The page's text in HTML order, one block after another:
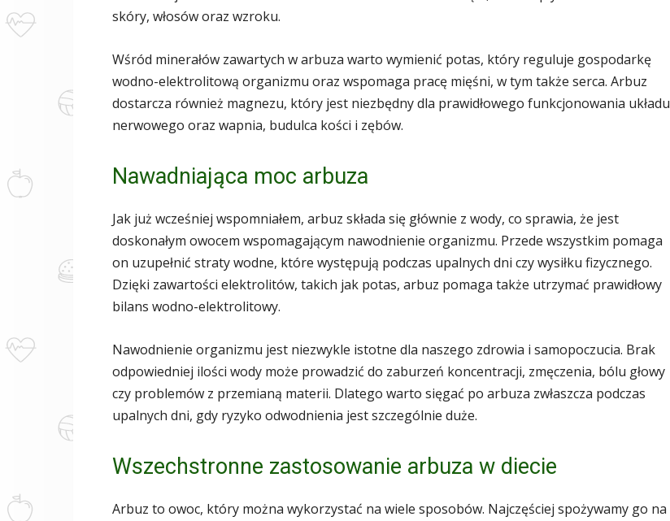
skóry, włosów oraz wzroku.
Wśród minerałów zawartych w arbuza warto wymienić potas, który reguluje gospodarkę
wodno-elektrolitową organizmu oraz wspomaga pracę mięśni, w tym także serca. Arbuz
dostarcza również magnezu, który jest niezbędny dla prawidłowego funkcjonowania układu
nerwowego oraz wapnia, budulca kości i zębów.
Nawadniająca moc arbuza
Jak już wcześniej wspomniałem, arbuz składa się głównie z wody, co sprawia, że jest
doskonałym owocem wspomagającym nawodnienie organizmu. Przede wszystkim pomaga
on uzupełnić straty wodne, które występują podczas upalnych dni czy wysiłku fizycznego.
Dzięki zawartości elektrolitów, takich jak potas, arbuz pomaga także utrzymać prawidłowy
bilans wodno-elektrolitowy.
Nawodnienie organizmu jest niezwykle istotne dla naszego zdrowia i samopoczucia. Brak
odpowiedniej ilości wody może prowadzić do zaburzeń koncentracji, zmęczenia, bólu głowy
czy problemów z przemianą materii. Dlatego warto sięgać po arbuza zwłaszcza podczas
upalnych dni, gdy ryzyko odwodnienia jest szczególnie duże.
Wszechstronne zastosowanie arbuza w diecie
Arbuz to owoc, który można wykorzystać na wiele sposobów. Najczęściej spożywamy go na